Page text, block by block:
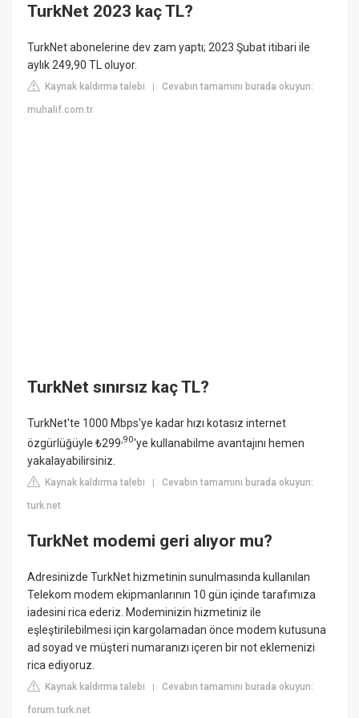
TurkNet 2023 kaç TL?
TurkNet abonelerine dev zam yaptı; 2023 Şubat itibari ile
aylık 249,90 TL oluyor.
Kaynak kaldırma talebi |Cevabın tamamını burada okuyun:
muhalif.com.tr
TurkNet sınırsız kaç TL?
TurkNet'te 1000 Mbps'ye kadar hızı kotasız internet
özgürlüğüyle ₺299,90'ye kullanabilme avantajını hemen
yakalayabilirsiniz.
Kaynak kaldırma talebi |Cevabın tamamını burada okuyun:
turk.net
TurkNet modemi geri alıyor mu?
Adresinizde TurkNet hizmetinin sunulmasında kullanılan
Telekom modem ekipmanlarının 10 gün içinde tarafımıza
iadesini rica ederiz. Modeminizin hizmetiniz ile
eşleştirilebilmesi için kargolamadan önce modem kutusuna
ad soyad ve müşteri numaranızı içeren bir not eklemenizi
rica ediyoruz.
Kaynak kaldırma talebi |Cevabın tamamını burada okuyun:
forum.turk.net